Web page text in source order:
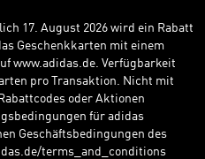
17. August 2026 wird ein Rabatt
Geschenkkarten mit einem
www.adidas.de. Verfügbarkeit
pro Transaktion. Nicht mit
oder Aktionen
für adidas
Geschäftsbedingungen des
terms_and_conditions